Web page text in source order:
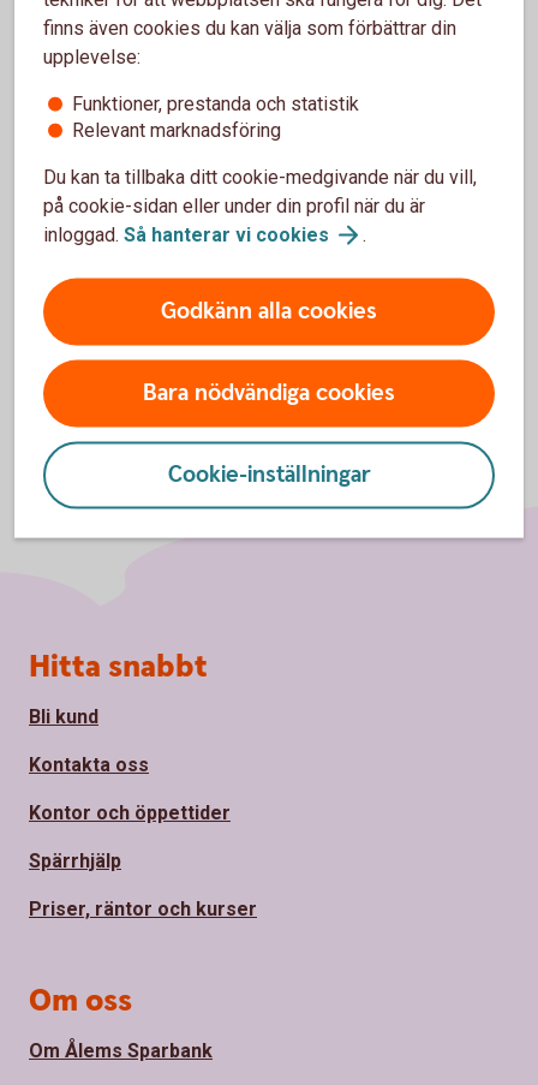
För att se detta innehåll behöver du först
och statistik.
Inställningar för cookies
finns även cookies du kan välja som förbättrar din
upplevelse:
Funktioner, prestanda och statistik
Relevant marknadsföring
Du kan ta tillbaka ditt cookie-medgivande när du vill,
på cookie-sidan eller under din profil när du är
inloggad. Så hanterar vi cookies .
Godkänn alla cookies
Bara nödvändiga cookies
Cookie-inställningar
Sidfot
Hitta snabbt
Bli kund
Kontakta oss
Kontor och öppettider
Spärrhjälp
Priser, räntor och kurser
Om oss
Om Ålems Sparbank